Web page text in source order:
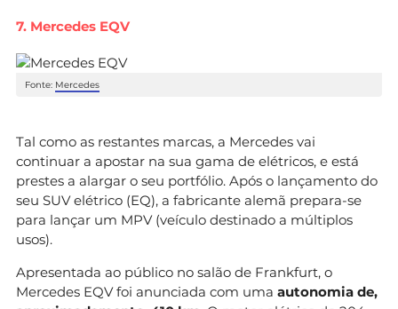
7. Mercedes EQV
Fonte: Mercedes
Tal como as restantes marcas, a Mercedes vai
continuar a apostar na sua gama de elétricos, e está
prestes a alargar o seu portfólio. Após o lançamento do
seu SUV elétrico (EQ), a fabricante alemã prepara-se
para lançar um MPV (veículo destinado a múltiplos
usos).
Apresentada ao público no salão de Frankfurt, o
Mercedes EQV foi anunciada com uma autonomia de,